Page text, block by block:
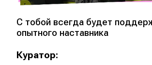
С тобой всегда будет
опытного наставника
Куратор: